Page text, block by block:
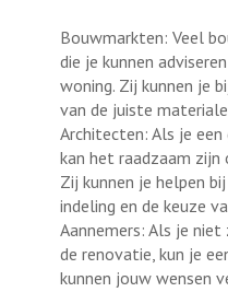
Bouwmarkten: Veel
die je kunnen
woning. Zij kunnen je
van de juiste
Architecten: Als je
kan het raadzaam zijn
Zij kunnen je helpen
indeling en de keuze
Aannemers: Als je
de renovatie, kun je
kunnen jouw wensen